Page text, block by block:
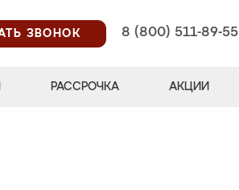
ЗВОНОК
8 (800) 511-89-55
РАССРОЧКА АКЦИИ